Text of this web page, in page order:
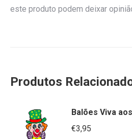
este produto podem deixar
Produtos
Balões Viva
€3,95